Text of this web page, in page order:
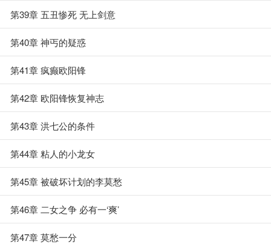
第39章 五丑惨死 无上剑意
第40章 神丐的疑惑
第41章 疯癫欧阳锋
第42章 欧阳锋恢复神志
第43章 洪七公的条件
第44章 粘人的小龙女
第45章 被破坏计划的李莫愁
第46章 二女之争 必有一‘爽’
第47章 莫愁一分